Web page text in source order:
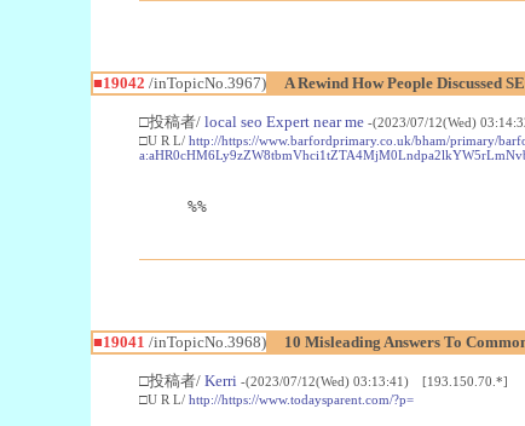
■19042 /inTopicNo.3967) A Rewind How People Discussed
□投稿者/ local seo Expert near me -(2023/07/12(Wed)
□U R L/ http://https://www.barfordprimary.co.uk/bham/primary/
%%
■19041 /inTopicNo.3968) 10 Misleading Answers To
□投稿者/ Kerri -(2023/07/12(Wed) 03:13:41) [193.150.70.*]
□U R L/ http://https://www.todaysparent.com/?p=